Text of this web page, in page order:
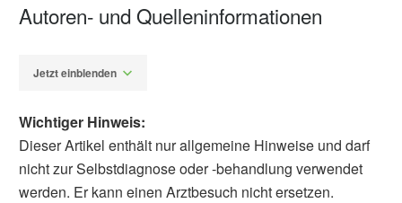
Autoren- und Quelleninformationen
Jetzt einblenden
Wichtiger Hinweis:
Dieser Artikel enthält nur allgemeine Hinweise und darf
nicht zur Selbstdiagnose oder -behandlung verwendet
werden. Er kann einen Arztbesuch nicht ersetzen.